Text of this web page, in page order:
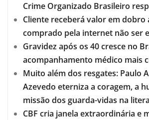
Crime Organizado Brasileiro
Cliente receberá valor em dobro
comprado pela internet não ser
Gravidez após os 40 cresce no
acompanhamento médico mais
Muito além dos resgates: Paulo
Azevedo eterniza a coragem, a
missão dos guarda-vidas na
CBF cria janela extraordinária e